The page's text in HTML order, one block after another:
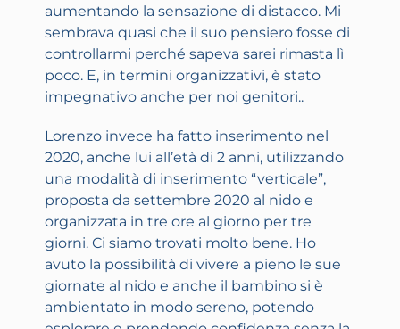
aumentando la sensazione di distacco. Mi
sembrava quasi che il suo pensiero fosse di
controllarmi perché sapeva sarei rimasta lì
poco. E, in termini organizzativi, è stato
impegnativo anche per noi genitori..
Lorenzo invece ha fatto inserimento nel
2020, anche lui all’età di 2 anni, utilizzando
una modalità di inserimento “verticale”,
proposta da settembre 2020 al nido e
organizzata in tre ore al giorno per tre
giorni. Ci siamo trovati molto bene. Ho
avuto la possibilità di vivere a pieno le sue
giornate al nido e anche il bambino si è
ambientato in modo sereno, potendo